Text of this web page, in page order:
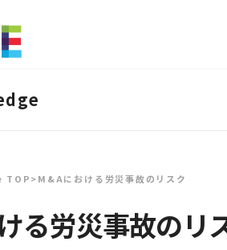
TOP>M&Aにおける労災事故のリスク
る労災事故のリ